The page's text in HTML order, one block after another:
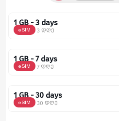
1 GB - 3 days
eSIM 3 დღე
1 GB - 7 days
eSIM 7 დღე
1 GB - 30 days
eSIM 30 დღე